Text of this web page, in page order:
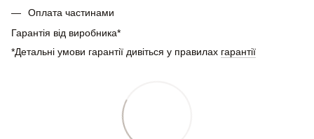
Оплата частинами
Гарантія від виробника*
*Детальні умови гарантії дивіться у правилах гарантії